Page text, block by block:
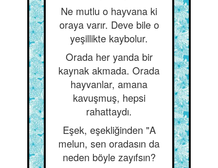
Ne mutlu o hayvana ki
oraya varır. Deve bile o
yeşillikte kaybolur.
Orada her yanda bir
kaynak akmada. Orada
hayvanlar, amana
kavuşmuş, hepsi
rahattaydı.
Eşek, eşekliğinden "A
melun, sen oradasın da
neden böyle zayıfsın?